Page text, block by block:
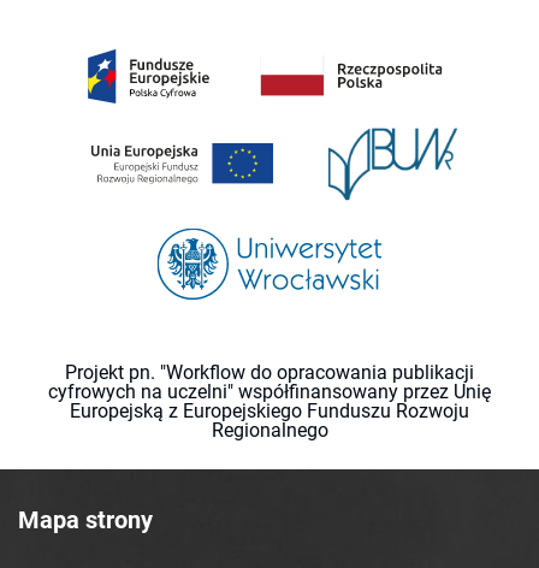
Projekt pn. "Workflow do opracowania publikacji
cyfrowych na uczelni" współfinansowany przez Unię
Europejską z Europejskiego Funduszu Rozwoju
Regionalnego
Mapa strony